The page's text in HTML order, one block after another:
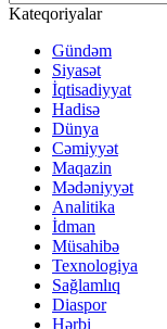
Kateqoriyalar
Gündəm
Siyasət
İqtisadiyyat
Hadisə
Dünya
Cəmiyyət
Maqazin
Mədəniyyət
Analitika
İdman
Müsahibə
Texnologiya
Sağlamlıq
Diaspor
Hərbi